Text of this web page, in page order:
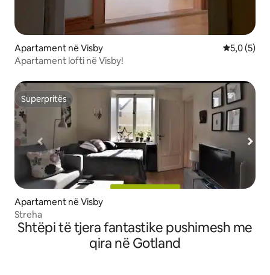
Apartament në Visby Vlerësimi
5,0 (5)
Apartament lofti në Visby!
Superpritës
Superpritës
Apartament në Visby
Streha
Shtëpi të tjera fantastike pushimesh me
qira në Gotland